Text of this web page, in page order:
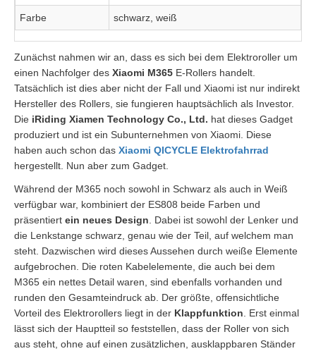
Farbe schwarz, weiß
Zunächst nahmen wir an, dass es sich bei dem Elektroroller um
einen Nachfolger des Xiaomi M365 E-Rollers handelt.
Tatsächlich ist dies aber nicht der Fall und Xiaomi ist nur indirekt
Hersteller des Rollers, sie fungieren hauptsächlich als Investor.
Die iRiding Xiamen Technology Co., Ltd. hat dieses Gadget
produziert und ist ein Subunternehmen von Xiaomi. Diese
haben auch schon das Xiaomi QICYCLE Elektrofahrrad
hergestellt. Nun aber zum Gadget.
Während der M365 noch sowohl in Schwarz als auch in Weiß
verfügbar war, kombiniert der ES808 beide Farben und
präsentiert ein neues Design. Dabei ist sowohl der Lenker und
die Lenkstange schwarz, genau wie der Teil, auf welchem man
steht. Dazwischen wird dieses Aussehen durch weiße Elemente
aufgebrochen. Die roten Kabelelemente, die auch bei dem
M365 ein nettes Detail waren, sind ebenfalls vorhanden und
runden den Gesamteindruck ab. Der größte, offensichtliche
Vorteil des Elektrorollers liegt in der Klappfunktion. Erst einmal
lässt sich der Hauptteil so feststellen, dass der Roller von sich
aus steht, ohne auf einen zusätzlichen, ausklappbaren Ständer